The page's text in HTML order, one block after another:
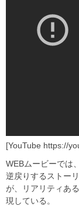
[YouTube https://
WEBムービーでは
逆戻りするストー
が、リアリティあ
現している。